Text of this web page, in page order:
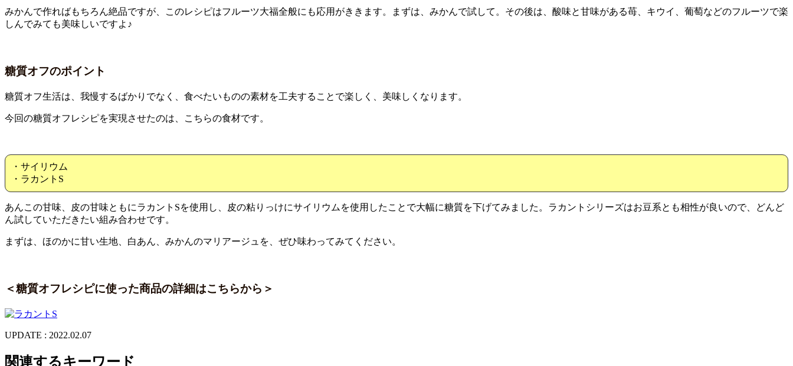
みかんで作ればもちろん絶品ですが、このレシピはフルーツ大福全般にも応用がききます。まずは、みかんで試して。その後は、酸味と甘味がある苺、キウイ、葡萄などのフルーツで楽
しんでみても美味しいですよ♪
糖質オフのポイント
糖質オフ生活は、我慢するばかりでなく、食べたいものの素材を工夫することで楽しく、美味しくなります。
今回の糖質オフレシピを実現させたのは、こちらの食材です。
・サイリウム
・ラカントS
あんこの甘味、皮の甘味ともにラカントSを使用し、皮の粘りっけにサイリウムを使用したことで大幅に糖質を下げてみました。ラカントシリーズはお豆系とも相性が良いので、どんど
ん試していただきたい組み合わせです。
まずは、ほのかに甘い生地、白あん、みかんのマリアージュを、ぜひ味わってみてください。
＜糖質オフレシピに使った商品の詳細はこちらから＞
UPDATE : 2022.02.07
関連するキーワード